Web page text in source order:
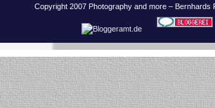
Copyright 2007 Photography and more –